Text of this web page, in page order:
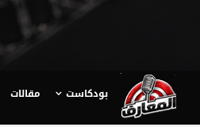
بودكاست مقالات